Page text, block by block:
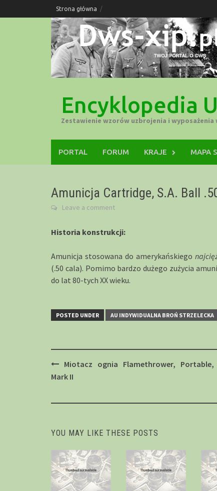
to
Strona główna
Encyklopedia
Zestawienie wzorów uzbrojenia i
PORTAL FORUM KRAJE MAPA
Amunicja Cartridge, S.A. Ball
Leave a comment
Historia konstrukcji:
Amunicja stosowana do amerykańskiego
(.50 cala). Pomimo bardzo dużego zużycia
do lat 80-tych XX wieku.
POSTED UNDER AU INDYWIDUALNA BROŃ STRZELECKA
Post
navigation
Miotacz ognia Flamethrower, Portable,
Mark II
YOU MAY LIKE THESE POSTS